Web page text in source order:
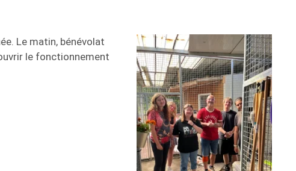
Le matin, bénévolat
le fonctionnement